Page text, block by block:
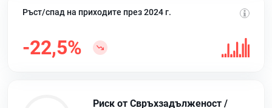
Ръст/спад на приходите през 2024 г.
-22,5%
Риск от Свръхзадълженост /